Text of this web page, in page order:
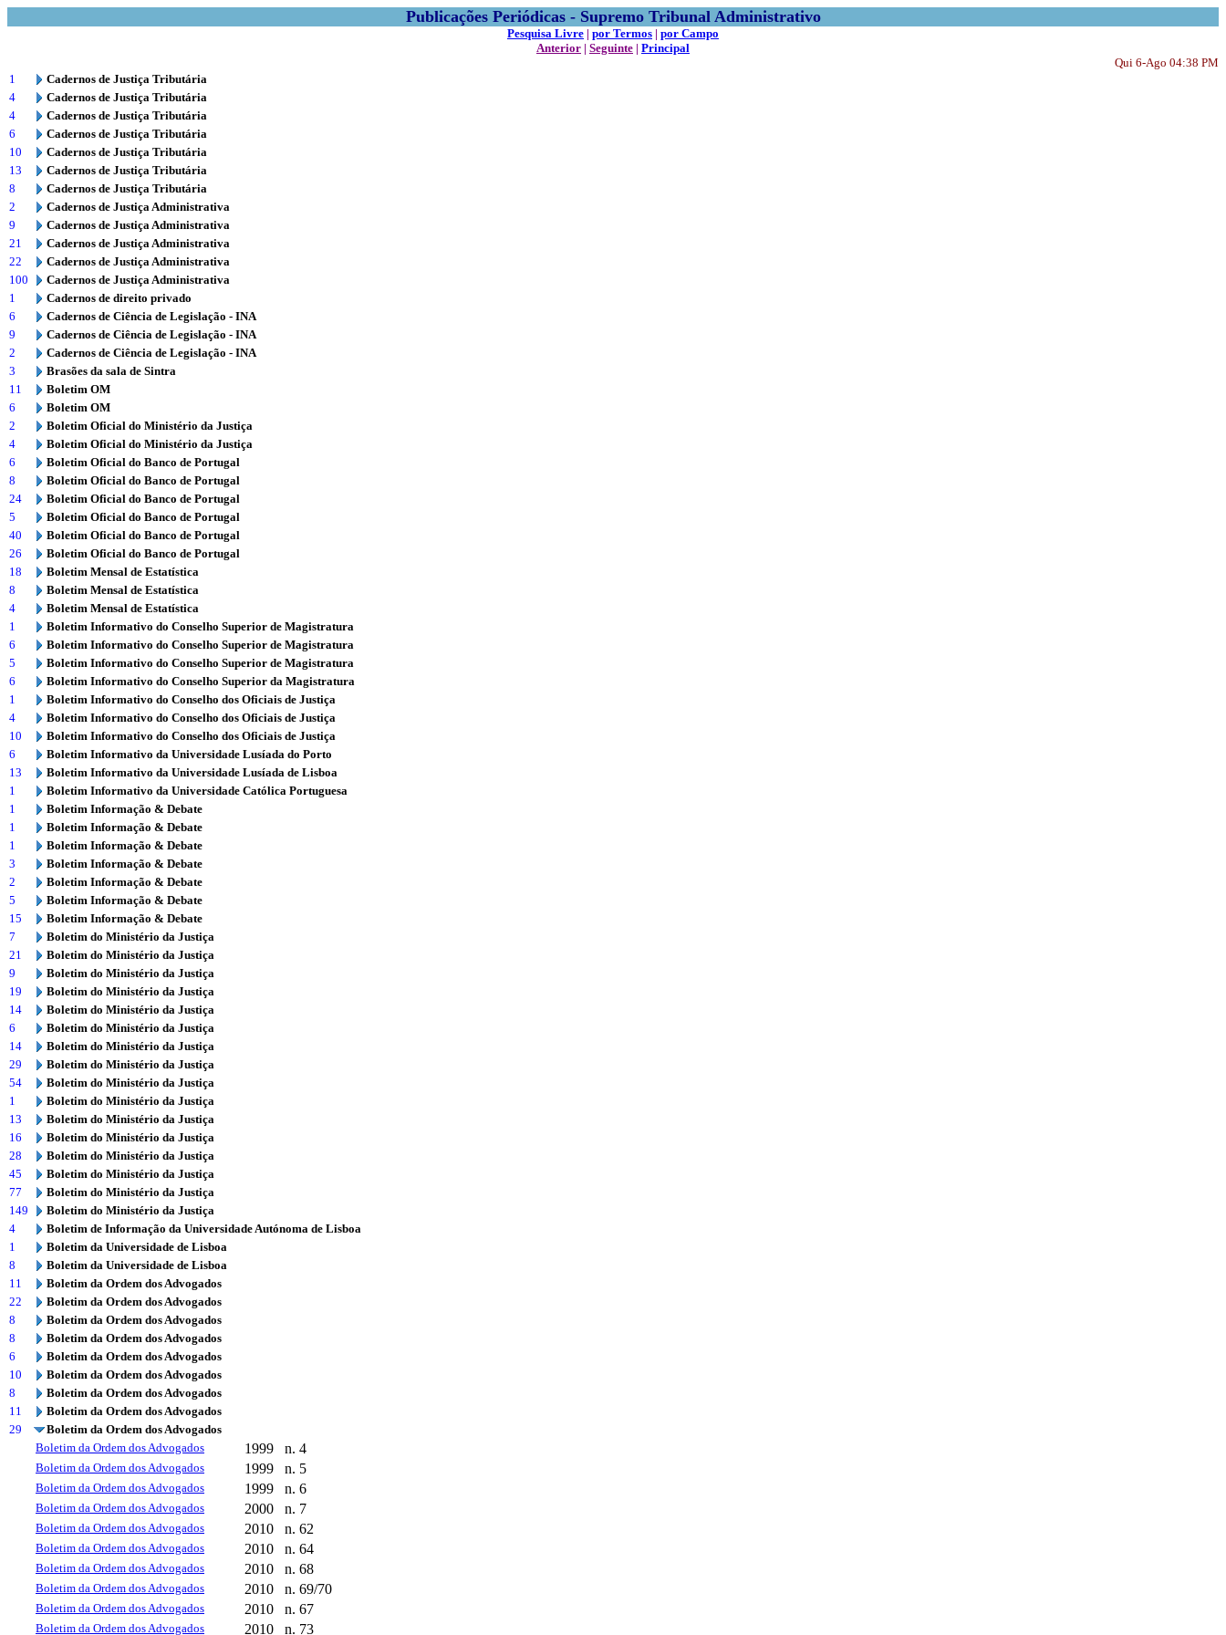
Publicações Periódicas - Supremo Tribunal Administrativo
Pesquisa Livre | por Termos | por Campo
Anterior | Seguinte | Principal
Qui 6-Ago 04:38 PM
1
Cadernos de Justiça Tributária
4
Cadernos de Justiça Tributária
4
Cadernos de Justiça Tributária
6
Cadernos de Justiça Tributária
10
Cadernos de Justiça Tributária
13
Cadernos de Justiça Tributária
8
Cadernos de Justiça Tributária
2
Cadernos de Justiça Administrativa
9
Cadernos de Justiça Administrativa
21
Cadernos de Justiça Administrativa
22
Cadernos de Justiça Administrativa
100
Cadernos de Justiça Administrativa
1
Cadernos de direito privado
6
Cadernos de Ciência de Legislação - INA
9
Cadernos de Ciência de Legislação - INA
2
Cadernos de Ciência de Legislação - INA
3
Brasões da sala de Sintra
11
Boletim OM
6
Boletim OM
2
Boletim Oficial do Ministério da Justiça
4
Boletim Oficial do Ministério da Justiça
6
Boletim Oficial do Banco de Portugal
8
Boletim Oficial do Banco de Portugal
24
Boletim Oficial do Banco de Portugal
5
Boletim Oficial do Banco de Portugal
40
Boletim Oficial do Banco de Portugal
26
Boletim Oficial do Banco de Portugal
18
Boletim Mensal de Estatística
8
Boletim Mensal de Estatística
4
Boletim Mensal de Estatística
1
Boletim Informativo do Conselho Superior de Magistratura
6
Boletim Informativo do Conselho Superior de Magistratura
5
Boletim Informativo do Conselho Superior de Magistratura
6
Boletim Informativo do Conselho Superior da Magistratura
1
Boletim Informativo do Conselho dos Oficiais de Justiça
4
Boletim Informativo do Conselho dos Oficiais de Justiça
10
Boletim Informativo do Conselho dos Oficiais de Justiça
6
Boletim Informativo da Universidade Lusíada do Porto
13
Boletim Informativo da Universidade Lusíada de Lisboa
1
Boletim Informativo da Universidade Católica Portuguesa
1
Boletim Informação & Debate
1
Boletim Informação & Debate
1
Boletim Informação & Debate
3
Boletim Informação & Debate
2
Boletim Informação & Debate
5
Boletim Informação & Debate
15
Boletim Informação & Debate
7
Boletim do Ministério da Justiça
21
Boletim do Ministério da Justiça
9
Boletim do Ministério da Justiça
19
Boletim do Ministério da Justiça
14
Boletim do Ministério da Justiça
6
Boletim do Ministério da Justiça
14
Boletim do Ministério da Justiça
29
Boletim do Ministério da Justiça
54
Boletim do Ministério da Justiça
1
Boletim do Ministério da Justiça
13
Boletim do Ministério da Justiça
16
Boletim do Ministério da Justiça
28
Boletim do Ministério da Justiça
45
Boletim do Ministério da Justiça
77
Boletim do Ministério da Justiça
149
Boletim do Ministério da Justiça
4
Boletim de Informação da Universidade Autónoma de Lisboa
1
Boletim da Universidade de Lisboa
8
Boletim da Universidade de Lisboa
11
Boletim da Ordem dos Advogados
22
Boletim da Ordem dos Advogados
8
Boletim da Ordem dos Advogados
8
Boletim da Ordem dos Advogados
6
Boletim da Ordem dos Advogados
10
Boletim da Ordem dos Advogados
8
Boletim da Ordem dos Advogados
11
Boletim da Ordem dos Advogados
29
Boletim da Ordem dos Advogados
Boletim da Ordem dos Advogados
1999 n. 4
Boletim da Ordem dos Advogados 1999 n. 5
Boletim da Ordem dos Advogados 1999 n. 6
Boletim da Ordem dos Advogados 2000 n. 7
Boletim da Ordem dos Advogados 2010 n. 62
Boletim da Ordem dos Advogados 2010 n. 64
Boletim da Ordem dos Advogados 2010 n. 68
Boletim da Ordem dos Advogados 2010 n. 69/70
Boletim da Ordem dos Advogados 2010 n. 67
Boletim da Ordem dos Advogados 2010 n. 73